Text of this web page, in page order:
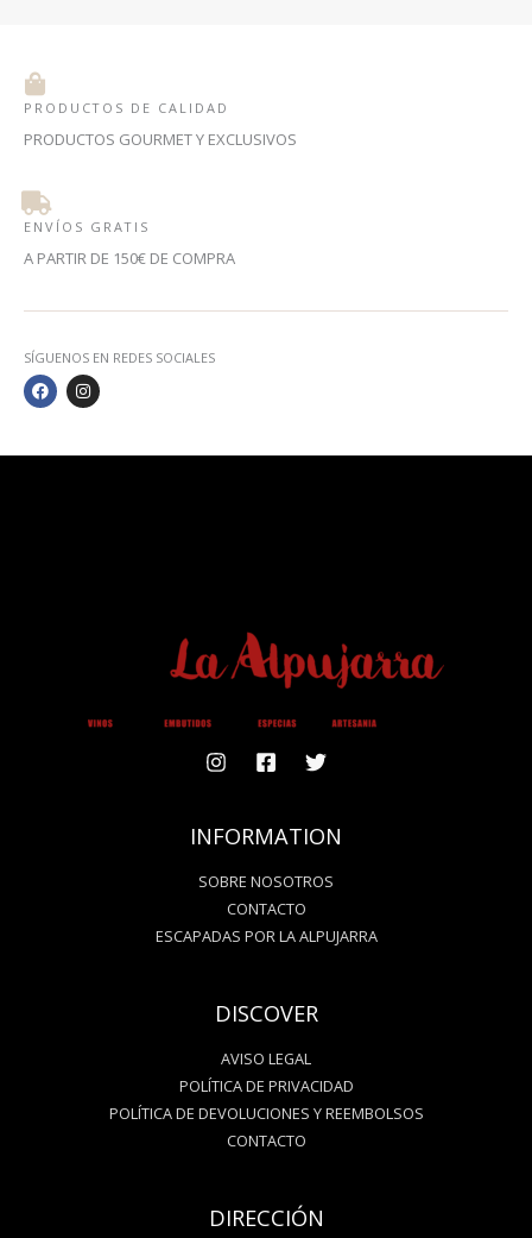
PRODUCTOS DE CALIDAD
PRODUCTOS GOURMET Y EXCLUSIVOS
ENVÍOS GRATIS
A PARTIR DE 150€ DE COMPRA
SÍGUENOS EN REDES SOCIALES
F
A
C
I
N
S
INFORMATION
SOBRE NOSOTROS
CONTACTO
ESCAPADAS POR LA ALPUJARRA
DISCOVER
AVISO LEGAL
POLÍTICA DE PRIVACIDAD
POLÍTICA DE DEVOLUCIONES Y REEMBOLSOS
CONTACTO
DIRECCIÓN